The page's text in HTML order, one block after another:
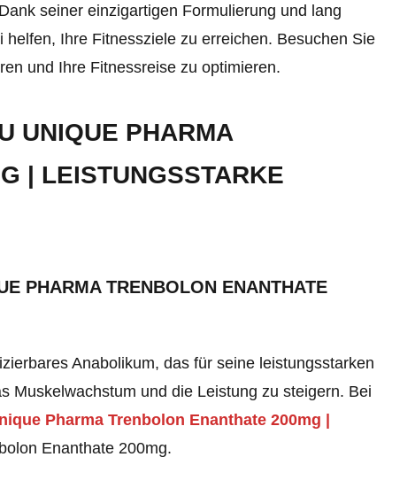
seiner einzigartigen Formulierung und lang
Ihre Fitnessziele zu erreichen. Besuchen Sie
und Ihre Fitnessreise zu optimieren.
UNIQUE PHARMA
| LEISTUNGSSTARKE
PHARMA TRENBOLON ENANTHATE
Anabolikum, das für seine leistungsstarken
Muskelwachstum und die Leistung zu steigern. Bei
Pharma Trenbolon Enanthate 200mg |
Enanthate 200mg.